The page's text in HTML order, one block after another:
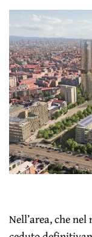
Nell’area, che